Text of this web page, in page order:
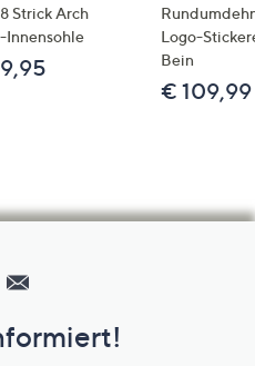
Strick Arch
Logo-
Bein
€ 109,99